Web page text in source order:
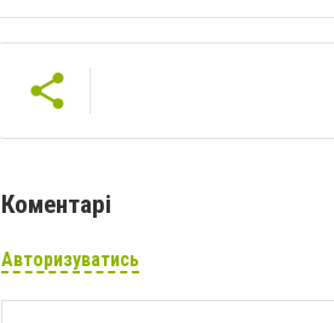
Коментарі
Авторизуватись